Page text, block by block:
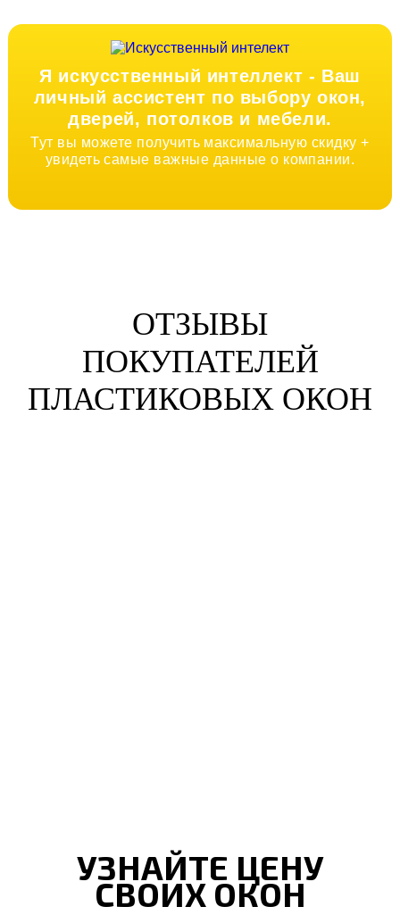
Я искусственный интеллект - Ваш
личный ассистент по выбору окон,
дверей, потолков и мебели.
Тут вы можете получить максимальную скидку +
увидеть самые важные данные о компании.
ОТЗЫВЫ
ПОКУПАТЕЛЕЙ
ПЛАСТИКОВЫХ ОКОН
УЗНАЙТЕ ЦЕНУ
СВОИХ ОКОН